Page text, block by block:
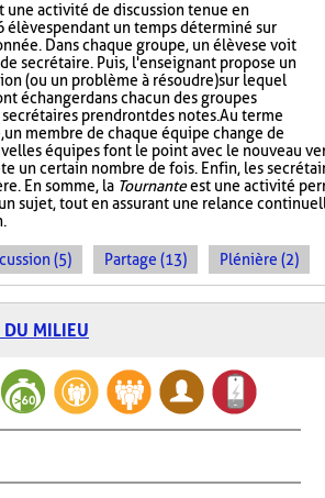
une activité de discussion tenue en
élèves pendant un temps déterminé sur
Dans chaque groupe, un élève se voit
secrétaire. Puis, l'enseignant propose un
(ou un problème à résoudre) sur lequel
échanger dans chacun des groupes
prendront des notes. Au terme
un membre de chaque équipe change de
équipes font le point avec le nouveau
un certain nombre de fois. Enfin, les
En somme, la Tournanteest une activité
sujet, tout en assurant une relance
(5) Partage (13) Plénière (2)
DU MILIEU